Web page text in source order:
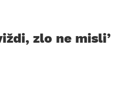
zlo ne misli’